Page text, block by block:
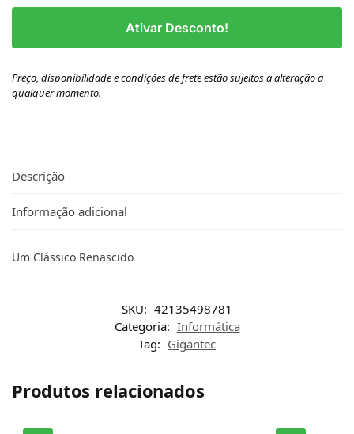
Ativar Desconto!
Preço, disponibilidade e condições de frete estão sujeitos a alteração a
qualquer momento.
Descrição
Informação adicional
Um Clássico Renascido
SKU: 42135498781
Categoria: Informática
Tag: Gigantec
Produtos relacionados